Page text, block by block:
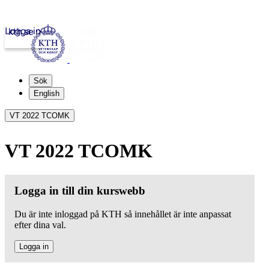
kth.se
Logga in
Sök
English
VT 2022 TCOMK
VT 2022 TCOMK
Logga in till din kurswebb
Du är inte inloggad på KTH så innehållet är inte anpassat
efter dina val.
Logga in